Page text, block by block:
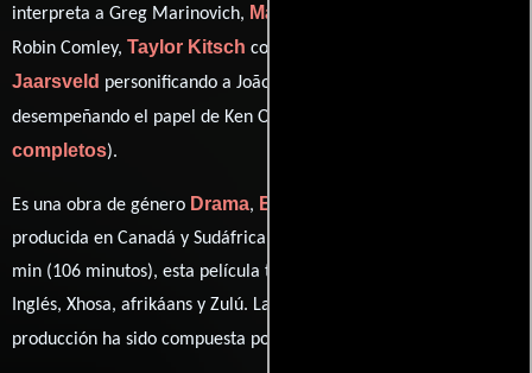
interpreta a Greg Marinovich, Malin Akerman
Robin Comley, Taylor Kitsch como Kevin Carter,
Jaarsveld personificando a João Silva y
desempeñando el papel de Ken Oosterbroek (
completos).
Es una obra de género Drama, Biográfico
producida en Canadá y Sudáfrica. Con una duración de 01 hr 46
min (106 minutos), esta película tiene diálogos originales en
Inglés, Xhosa, afrikáans y Zulú. La banda sonora para esta
producción ha sido compuesta por